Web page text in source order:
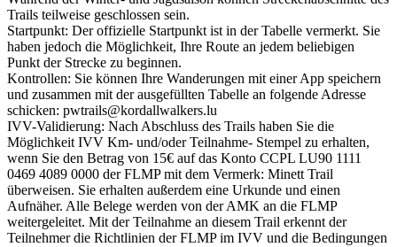
Trails teilweise geschlossen sein.
Startpunkt: Der offizielle Startpunkt ist in der Tabelle vermerkt. Sie
haben jedoch die Möglichkeit, Ihre Route an jedem beliebigen
Punkt der Strecke zu beginnen.
Kontrollen: Sie können Ihre Wanderungen mit einer App speichern
und zusammen mit der ausgefüllten Tabelle an folgende Adresse
schicken: pwtrails@kordallwalkers.lu
IVV-Validierung: Nach Abschluss des Trails haben Sie die
Möglichkeit IVV Km- und/oder Teilnahme- Stempel zu erhalten,
wenn Sie den Betrag von 15€ auf das Konto CCPL LU90 1111
0469 4089 0000 der FLMP mit dem Vermerk: Minett Trail
überweisen. Sie erhalten außerdem eine Urkunde und einen
Aufnäher. Alle Belege werden von der AMK an die FLMP
weitergeleitet. Mit der Teilnahme an diesem Trail erkennt der
Teilnehmer die Richtlinien der FLMP im IVV und die Bedingungen